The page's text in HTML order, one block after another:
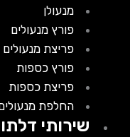
מנעולן
פורץ מנעולים
פריצת מנעולים
פורץ כספות
פריצת כספות
החלפת מנעולים
שירותי דלתות